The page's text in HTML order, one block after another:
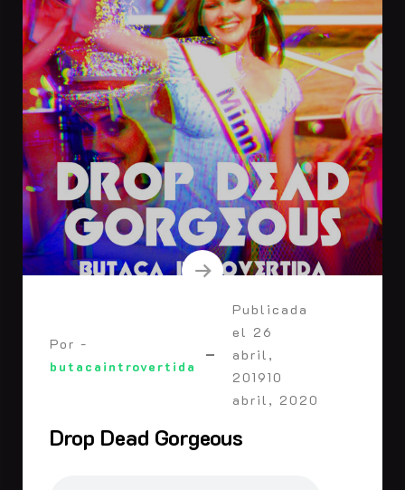
Por -
butacaintrovertida
Publicada
el 26
abril,
201910
abril, 2020
Drop Dead Gorgeous